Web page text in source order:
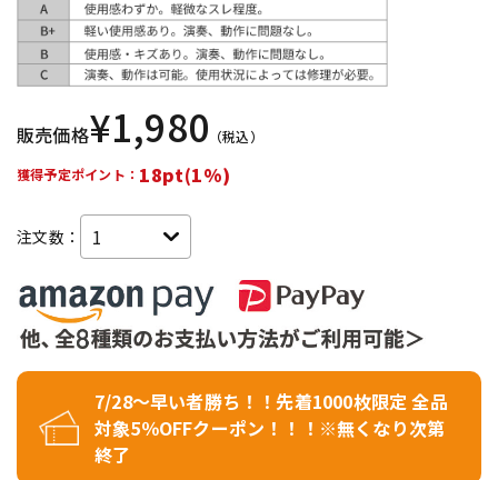
販売価格¥1,980 （税込）
獲得予定ポイント： 18pt(1%)
注文数：
7/28～早い者勝ち！！先着1000枚限定 全品
対象5％OFFクーポン！！！※無くなり次第
終了